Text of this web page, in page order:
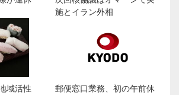
施とイラン外相
域活性
郵便窓口業務、初の午前休